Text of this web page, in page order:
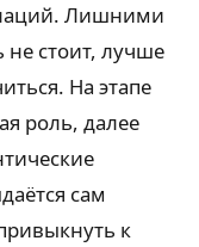
Лишними
не стоит, лучше
На этапе
роль, далее
сам
к